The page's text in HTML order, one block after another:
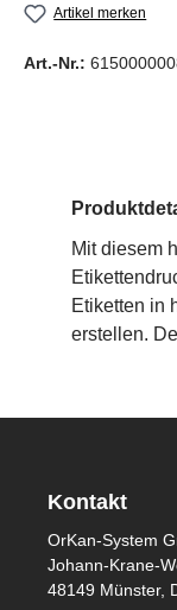
Artikel merken
Art.-Nr.:
Mit diesem
Etiketten in
erstellen.
Kontakt
OrKan-System
Johann-Krane-
48149 Münster,